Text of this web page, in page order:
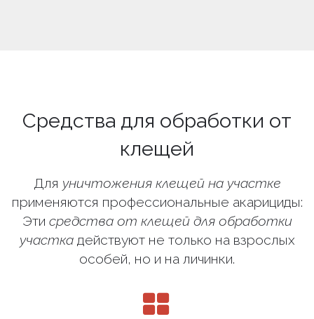
Средства для обработки от
клещей
Для уничтожения клещей на участке
применяются профессиональные акарициды:
Эти средства от клещей для обработки
участкадействуют не только на взрослых
особей, но и на личинки.